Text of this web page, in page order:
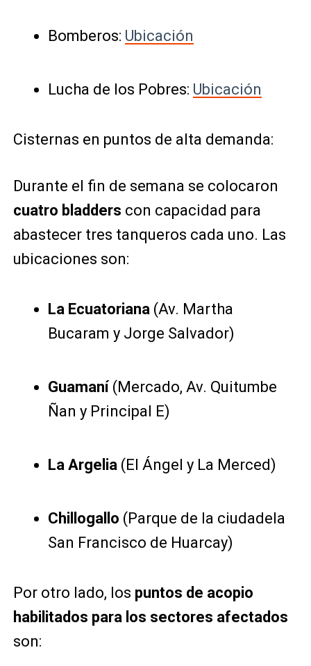
Bomberos: Ubicación
Lucha de los Pobres: Ubicación
Cisternas en puntos de alta demanda:
Durante el fin de semana se colocaron
cuatro bladders con capacidad para
abastecer tres tanqueros cada uno. Las
ubicaciones son:
La Ecuatoriana(Av. Martha
Bucaram y Jorge Salvador)
Guamaní(Mercado, Av. Quitumbe
Ñan y Principal E)
La Argelia(El Ángel y La Merced)
Chillogallo (Parque de la ciudadela
San Francisco de Huarcay)
Por otro lado, los puntos de acopio
habilitados para los sectores afectados
son: